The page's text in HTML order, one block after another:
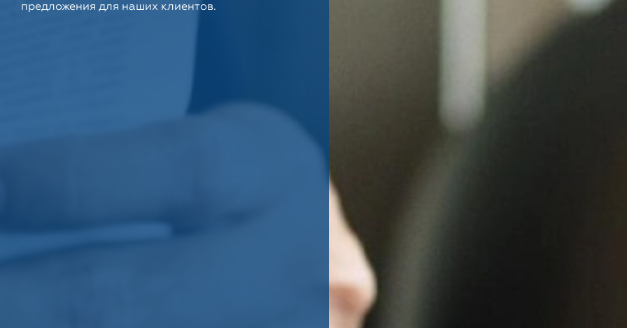
предложения для наших клиентов.